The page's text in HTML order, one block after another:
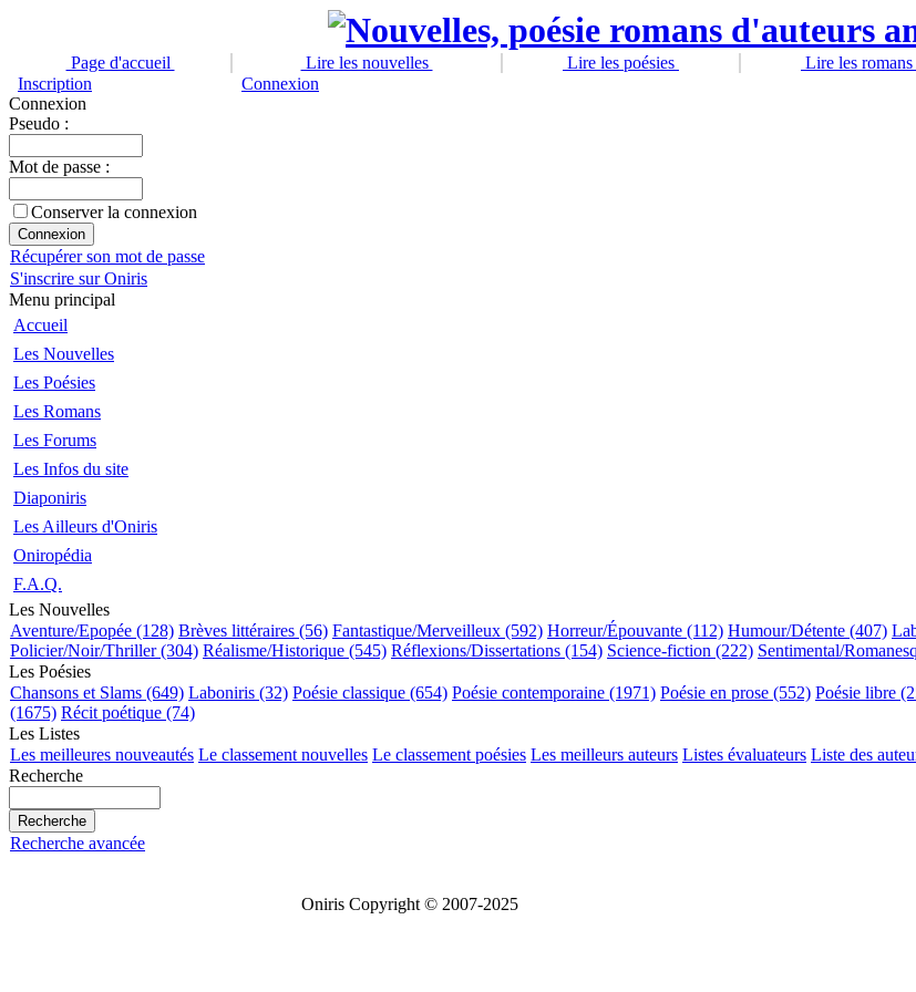
Page d'accueil Lire les nouvelles Lire les poésies Lire les romans
Inscription
Connexion
Connexion
Pseudo :
Mot de passe :
Conserver la connexion
Récupérer son mot de passe
S'inscrire sur Oniris
Menu principal
Accueil
Les Nouvelles
Les Poésies
Les Romans
Les Forums
Les Infos du site
Diaponiris
Les Ailleurs d'Oniris
Oniropédia
F.A.Q.
Les Nouvelles
Aventure/Epopée (128) Brèves littéraires (56) Fantastique/Merveilleux (592) Horreur/Épouvante (112) Humour/Détente (407)
Policier/Noir/Thriller (304) Réalisme/Historique (545) Réflexions/Dissertations (154) Science-fiction (222) Sentimental/
Les Poésies
Chansons et Slams (649) Laboniris (32) Poésie classique (654) Poésie contemporaine (1971) Poésie en prose (552) Poésie libre
(1675) Récit poétique (74)
Les Listes
Les meilleures nouveautés Le classement nouvelles Le classement poésies Les meilleurs auteurs Listes évaluateurs Liste des
Recherche
Recherche avancée
Oniris Copyright © 2007-2025